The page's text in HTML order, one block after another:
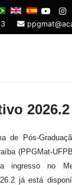
2026.2
de Pós-
(PPGMat-
ingresso no
já está